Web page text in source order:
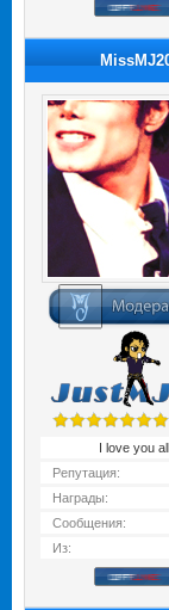
I love you
Репутация:
Награды:
Сообщения:
Из: